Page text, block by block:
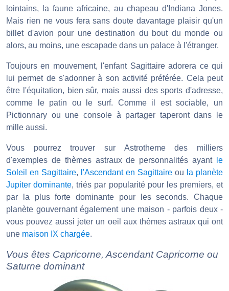
lointains, la faune africaine, au chapeau d'Indiana Jones.
Mais rien ne vous fera sans doute davantage plaisir qu'un
billet d'avion pour une destination du bout du monde ou
alors, au moins, une escapade dans un palace à l'étranger.
Toujours en mouvement, l'enfant Sagittaire adorera ce qui
lui permet de s'adonner à son activité préférée. Cela peut
être l'équitation, bien sûr, mais aussi des sports d'adresse,
comme le patin ou le surf. Comme il est sociable, un
Pictionnary ou une console à partager taperont dans le
mille aussi.
Vous pourrez trouver sur Astrotheme des milliers
d'exemples de thèmes astraux de personnalités ayant
le
Soleil en Sagittaire, l'Ascendant en Sagittaire ou la planète
Jupiter dominante, triés par popularité pour les premiers, et
par la plus forte dominante pour les seconds. Chaque
planète gouvernant également une maison - parfois deux -
vous pouvez aussi jeter un oeil aux thèmes astraux qui ont
une maison IX chargée.
Vous êtes Capricorne, Ascendant Capricorne ou
Saturne dominant